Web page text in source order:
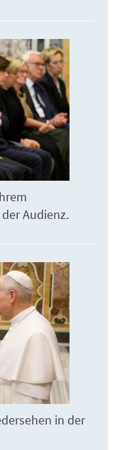
Audienz.
in der